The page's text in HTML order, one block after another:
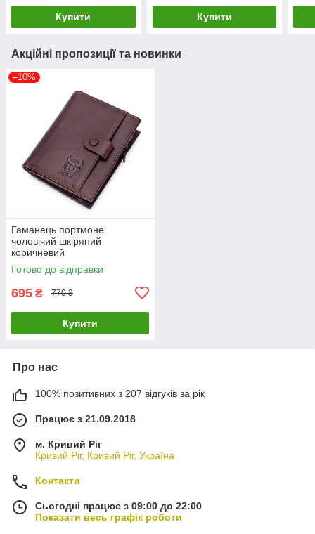
Купити Купити
Акційні пропозиції та новинки
–10%
Гаманець портмоне
чоловічий шкіряний
коричневий
Готово до відправки
695 ₴ 770 ₴
Купити
Про нас
100% позитивних з 207 відгуків за рік
Працює з 21.09.2018
м. Кривий Ріг
Кривий Ріг, Кривий Ріг, Україна
Контакти
Сьогодні працює з 09:00 до 22:00
Показати весь графік роботи